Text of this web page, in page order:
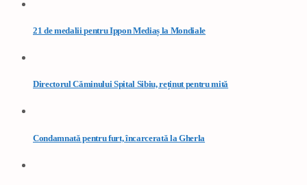
21 de medalii pentru Ippon Mediaș la Mondiale
Directorul Căminului Spital Sibiu, reținut pentru mită
Condamnată pentru furt, încarcerată la Gherla